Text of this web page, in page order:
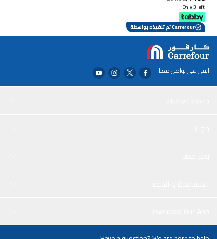
Only 3 left
Carrefour تم تنفيذه بواسطة
ابقى على تواصل معنا